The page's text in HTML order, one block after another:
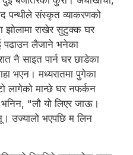
पन्थीले संस्कृत व्याकरणको
झोलामा राखेर सुटुक्क घर
पढाउन लैजाने भनेका
नै साइत पार्न घर छाडेका
भएन। मध्यरातमा पुगेका
लागेको मान्छे घर नफर्कन
"लौ यो लिएर जाऊ।
उज्यालो भएपछि म लिन